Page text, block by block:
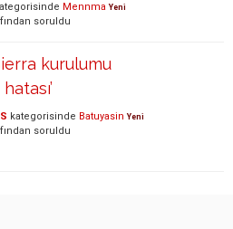
Mennma Yeni
soruldu
kurulumu
kategorisinde Batuyasin Yeni
soruldu